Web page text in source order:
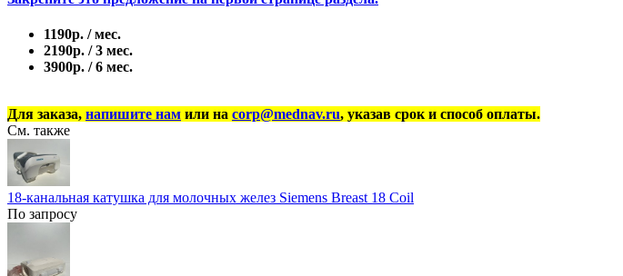
1190р. / мес.
2190р. / 3 мес.
3900р. / 6 мес.
Для заказа, напишите нам или на corp@mednav.ru, указав срок и способ оплаты.
См. также
18-канальная катушка для молочных желез Siemens Breast 18 Coil
По запросу